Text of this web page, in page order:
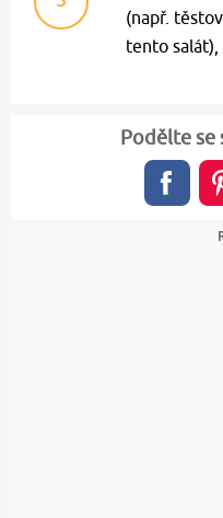
(např.
tento salát),
Podělte se